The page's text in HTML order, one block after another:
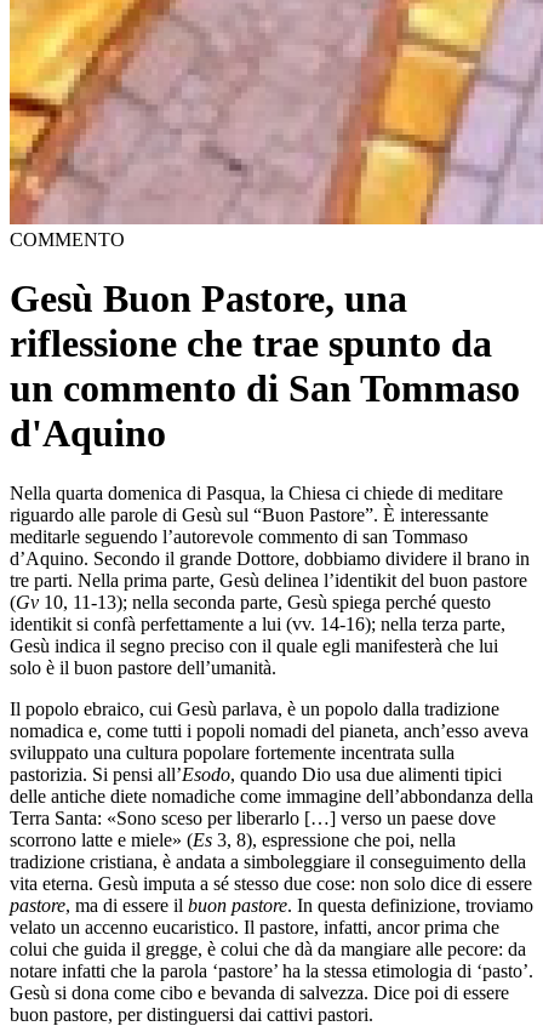
COMMENTO
Gesù Buon Pastore, una
riflessione che trae spunto da
un commento di San Tommaso
d'Aquino
Nella quarta domenica di Pasqua, la Chiesa ci chiede di meditare
riguardo alle parole di Gesù sul “Buon Pastore”. È interessante
meditarle seguendo l’autorevole commento di san Tommaso
d’Aquino. Secondo il grande Dottore, dobbiamo dividere il brano in
tre parti. Nella prima parte, Gesù delinea l’identikit del buon pastore
(Gv 10, 11-13); nella seconda parte, Gesù spiega perché questo
identikit si confà perfettamente a lui (vv. 14-16); nella terza parte,
Gesù indica il segno preciso con il quale egli manifesterà che lui
solo è il buon pastore dell’umanità.
Il popolo ebraico, cui Gesù parlava, è un popolo dalla tradizione
nomadica e, come tutti i popoli nomadi del pianeta, anch’esso aveva
sviluppato una cultura popolare fortemente incentrata sulla
pastorizia. Si pensi all’Esodo, quando Dio usa due alimenti tipici
delle antiche diete nomadiche come immagine dell’abbondanza della
Terra Santa: «Sono sceso per liberarlo […] verso un paese dove
scorrono latte e miele» (Es 3, 8), espressione che poi, nella
tradizione cristiana, è andata a simboleggiare il conseguimento della
vita eterna. Gesù imputa a sé stesso due cose: non solo dice di essere
pastore, ma di essere il buon pastore. In questa definizione, troviamo
velato un accenno eucaristico. Il pastore, infatti, ancor prima che
colui che guida il gregge, è colui che dà da mangiare alle pecore: da
notare infatti che la parola ‘pastore’ ha la stessa etimologia di ‘pasto’.
Gesù si dona come cibo e bevanda di salvezza. Dice poi di essere
buon pastore, per distinguersi dai cattivi pastori.